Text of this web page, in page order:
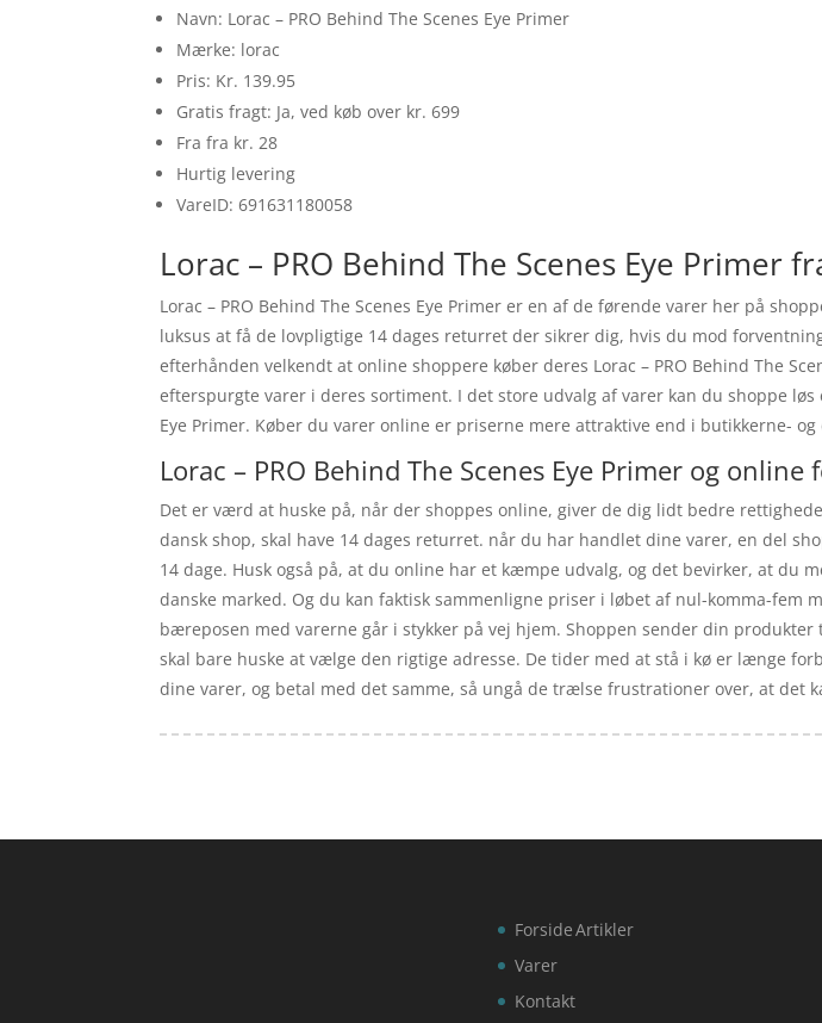
Navn: Lorac – PRO Behind The Scenes Eye Primer
Mærke: lorac
Pris: Kr. 139.95
Gratis fragt: Ja, ved køb over kr. 699
Fra fra kr. 28
Hurtig levering
VareID: 691631180058
Lorac – PRO Behind The Scenes Eye Primer
Lorac – PRO Behind The Scenes Eye Primer er en af de førende varer her på
luksus at få de lovpligtige 14 dages returret der sikrer dig, hvis du mod
efterhånden velkendt at online shoppere køber deres Lorac – PRO Behind The
efterspurgte varer i deres sortiment. I det store udvalg af varer kan du shoppe
Eye Primer. Køber du varer online er priserne mere attraktive end i butikkerne-
Lorac – PRO Behind The Scenes Eye Primer og online
Det er værd at huske på, når der shoppes online, giver de dig lidt bedre
dansk shop, skal have 14 dages returret. når du har handlet dine varer, en del
14 dage. Husk også på, at du online har et kæmpe udvalg, og det bevirker, at du
danske marked. Og du kan faktisk sammenligne priser i løbet af nul-komma-
bæreposen med varerne går i stykker på vej hjem. Shoppen sender din
skal bare huske at vælge den rigtige adresse. De tider med at stå i kø er længe
dine varer, og betal med det samme, så ungå de trælse frustrationer over, at det
Forside
Varer
Kontakt
Artikler